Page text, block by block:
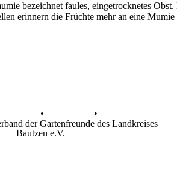
bezeichnet faules, eingetrocknetes
erinnern die Früchte mehr an eine Mumie
•
•
der Gartenfreunde des Landkreises
Bautzen e.V.